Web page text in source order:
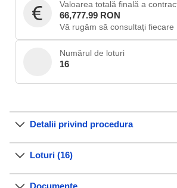
Valoarea totală finală a
66,777.99 RON
Vă rugăm să consultați fiecare
Numărul de loturi
16
Detalii privind procedura
Loturi (16)
Documente